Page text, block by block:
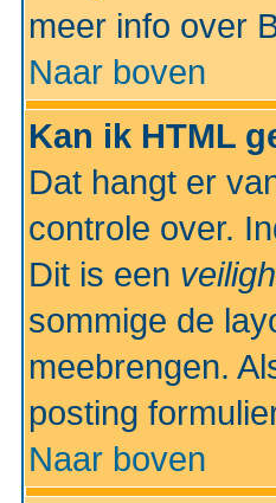
meer info over
Naar boven
Kan ik HTML
Dat hangt er
controle over.
Dit is een
sommige de
meebrengen.
posting
Naar boven